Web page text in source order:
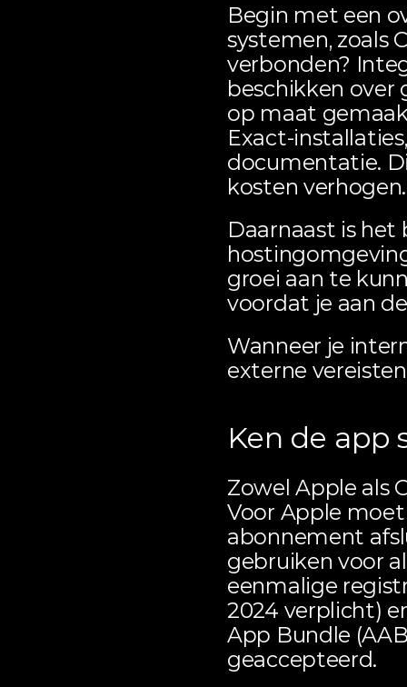
Begin met een
systemen, zoals
verbonden?
beschikken over
op maat
Exact-
documentatie.
kosten verhogen.
Daarnaast is
groei aan te
voordat je aan
Wanneer je
externe
Ken de app
Zowel Apple als
Voor Apple
abonnement
gebruiken voor
eenmalige
2024 verplicht)
App Bundle
geaccepteerd.